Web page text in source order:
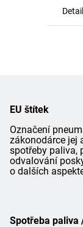
EU štítek
Označení
zákonodárce jej
spotřeby paliva,
odvalování
o dalších
Spotřeba paliva